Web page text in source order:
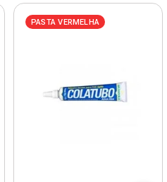
PASTA VERMELHA